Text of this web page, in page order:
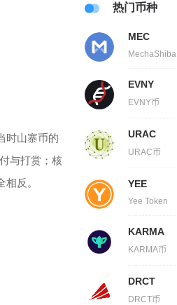
时山寨币的
与打赏；核
反。
热门币种
MEC
MechaShiba
EVNY
EVNY币
URAC
URAC币
YEE
Yee Token
KARMA
KARMA币
DRCT
DRCT币